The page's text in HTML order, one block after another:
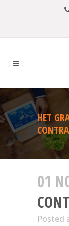
HET
01
Posted